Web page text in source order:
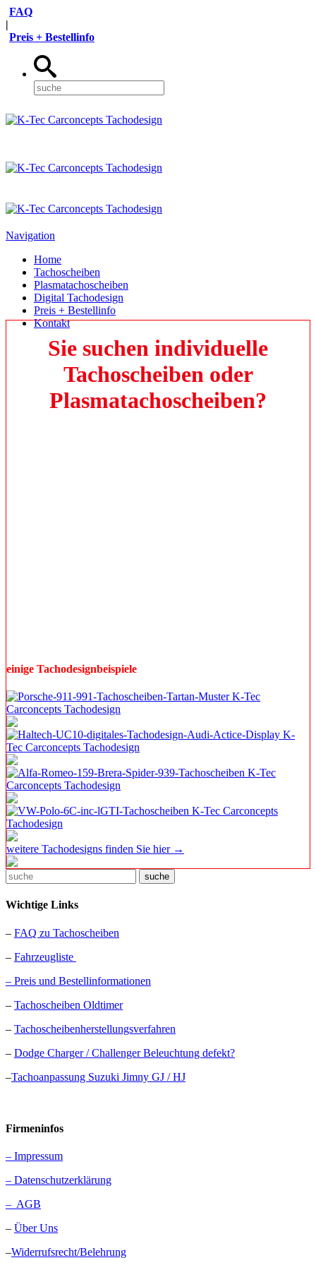
FAQ
|
Preis + Bestellinfo
Navigation
Home
Tachoscheiben
Plasmatachoscheiben
Digital Tachodesign
Preis + Bestellinfo
Kontakt
Sie suchen individuelle
Tachoscheiben oder
Plasmatachoscheiben?
einige Tachodesignbeispiele
weitere Tachodesigns finden Sie hier →
suche
Wichtige Links
– FAQ zu Tachoscheiben
– Fahrzeugliste
– Preis und Bestellinformationen
– Tachoscheiben Oldtimer
– Tachoscheibenherstellungsverfahren
– Dodge Charger / Challenger Beleuchtung defekt?
–Tachoanpassung Suzuki Jimny GJ / HJ
Firmeninfos
– Impressum
– Datenschutzerklärung
– AGB
– Über Uns
–Widerrufsrecht/Belehrung